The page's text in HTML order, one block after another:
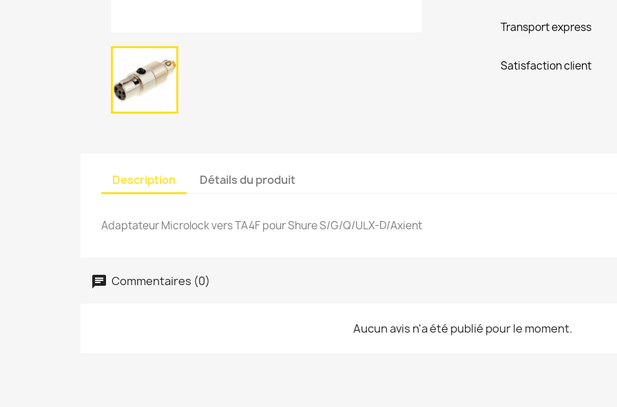
Transport express
Satisfaction client
Description Détails du produit
Adaptateur Microlock vers TA4F pour Shure S/G/Q/ULX-D/Axient
Commentaires (0)
Aucun avis n'a été publié pour le moment.